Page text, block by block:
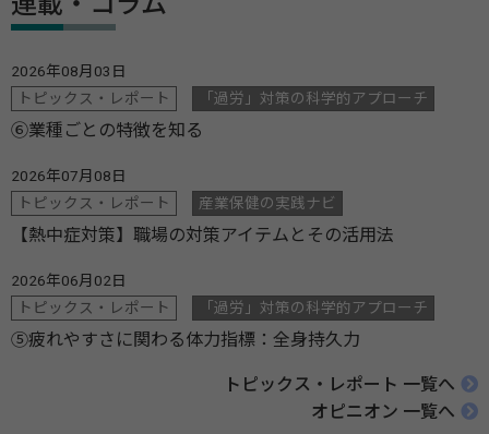
2026年08月03日
トピックス・レポート
「過労」対策の科学的アプローチ
⑥業種ごとの特徴を知る
2026年07月08日
トピックス・レポート
産業保健の実践ナビ
【熱中症対策】職場の対策アイテムとその活用法
2026年06月02日
トピックス・レポート
「過労」対策の科学的アプローチ
⑤疲れやすさに関わる体力指標：全身持久力
トピックス・レポート 一覧へ
オピニオン 一覧へ